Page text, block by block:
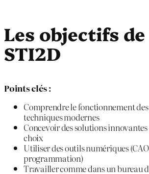
Les objectifs
STI2D
Points clés :
Comprendre le fonctionnement des
techniques modernes
Concevoir des solutions
choix
Utiliser des outils numériques
programmation)
Travailler comme dans un bureau